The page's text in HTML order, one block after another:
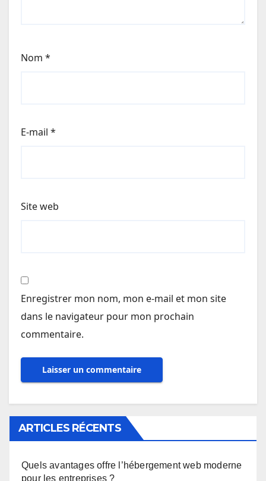
Nom *
E-mail *
Site web
Enregistrer mon nom, mon e-mail et mon site
dans le navigateur pour mon prochain
commentaire.
ARTICLES RÉCENTS
Quels avantages offre l’hébergement web moderne
pour les entreprises ?